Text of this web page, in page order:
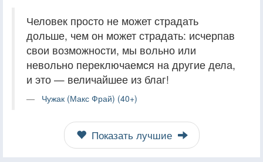
Человек просто не может страдать
дольше, чем он может страдать: исчерпав
свои возможности, мы вольно или
невольно переключаемся на другие дела,
и это — величайшее из благ!
Чужак (Макс Фрай) (40+)
Показать лучшие